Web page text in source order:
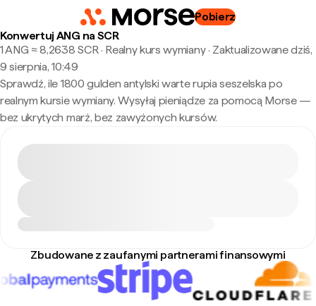
Pobierz
Konwertuj ANG na SCR
1 ANG ≈ 8,2638 SCR · Realny kurs wymiany· Zaktualizowane dziś,
9 sierpnia, 10:49
Sprawdź, ile 1800 gulden antylski warte rupia seszelska po
realnym kursie wymiany. Wysyłaj pieniądze za pomocą Morse —
bez ukrytych marż, bez zawyżonych kursów.
Zbudowane z zaufanymi partnerami finansowymi